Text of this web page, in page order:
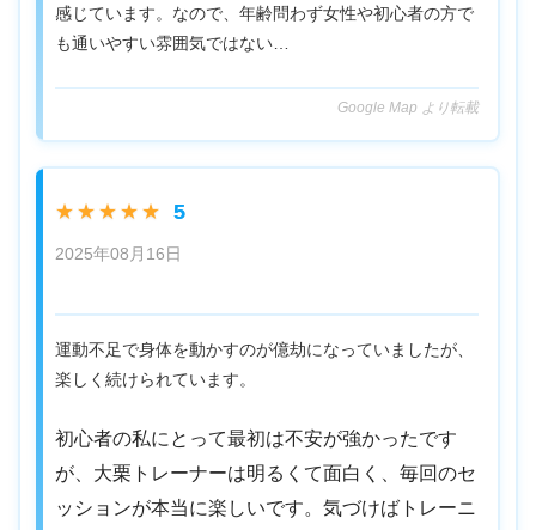
感じています。なので、年齢問わず女性や初心者の方で
も通いやすい雰囲気ではない…
Google Map より転載
★★★★★ 5
2025年08月16日
運動不足で身体を動かすのが億劫になっていましたが、
楽しく続けられています。
初心者の私にとって最初は不安が強かったです
が、大栗トレーナーは明るくて面白く、毎回のセ
ッションが本当に楽しいです。気づけばトレーニ